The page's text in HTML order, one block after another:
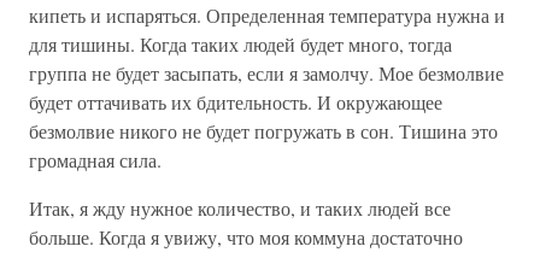
кипеть и испаряться. Определенная температура нужна и
для тишины. Когда таких людей будет много, тогда
группа не будет засыпать, если я замолчу. Мое безмолвие
будет оттачивать их бдительность. И окружающее
безмолвие никого не будет погружать в сон. Тишина это
громадная сила.
Итак, я жду нужное количество, и таких людей все
больше. Когда я увижу, что моя коммуна достаточно